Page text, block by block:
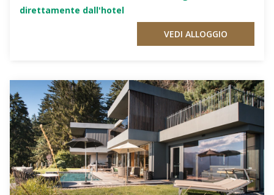
direttamente dall'hotel
VEDI ALLOGGIO